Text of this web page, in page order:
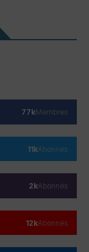
77kMembres
11kAbonnés
2kAbonnés
12kAbonnés